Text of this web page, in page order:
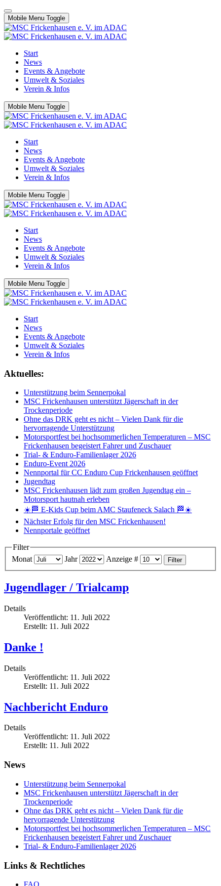
Mobile Menu Toggle
Start
News
Events & Angebote
Umwelt & Soziales
Verein & Infos
Mobile Menu Toggle
Start
News
Events & Angebote
Umwelt & Soziales
Verein & Infos
Mobile Menu Toggle
Start
News
Events & Angebote
Umwelt & Soziales
Verein & Infos
Mobile Menu Toggle
Start
News
Events & Angebote
Umwelt & Soziales
Verein & Infos
Aktuelles:
Unterstützung beim Sennerpokal
MSC Frickenhausen unterstützt Jägerschaft in der
Trockenperiode
Ohne das DRK geht es nicht – Vielen Dank für die
hervorragende Unterstützung
Motorsportfest bei hochsommerlichen Temperaturen – MSC
Frickenhausen begeistert Fahrer und Zuschauer
Trial- & Enduro-Familienlager 2026
Enduro-Event 2026
Nennportal für CC Enduro Cup Frickenhausen geöffnet
Jugendtag
MSC Frickenhausen lädt zum großen Jugendtag ein –
Motorsport hautnah erleben
☀️🏁 E-Kids Cup beim AMC Staufeneck Salach 🏁☀️
Nächster Erfolg für den MSC Frickenhausen!
Nennportale geöffnet
Filter
Monat
Jahr Anzeige # Filter
Jugendlager / Trialcamp
Details
Veröffentlicht: 11. Juli 2022
Erstellt: 11. Juli 2022
Danke !
Details
Veröffentlicht: 11. Juli 2022
Erstellt: 11. Juli 2022
Nachbericht Enduro
Details
Veröffentlicht: 11. Juli 2022
Erstellt: 11. Juli 2022
News
Unterstützung beim Sennerpokal
MSC Frickenhausen unterstützt Jägerschaft in der
Trockenperiode
Ohne das DRK geht es nicht – Vielen Dank für die
hervorragende Unterstützung
Motorsportfest bei hochsommerlichen Temperaturen – MSC
Frickenhausen begeistert Fahrer und Zuschauer
Trial- & Enduro-Familienlager 2026
Links & Rechtliches